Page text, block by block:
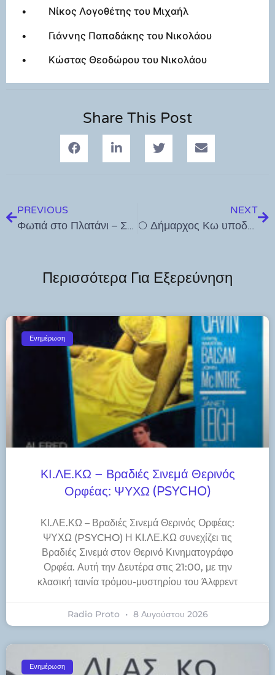
• Νίκος Λογοθέτης του Μιχαήλ
• Γιάννης Παπαδάκης του Νικολάου
• Κώστας Θεοδώρου του Νικολάου
Share This Post
PREVIOUS
Φωτιά στο Πλατάνι – Συνελήφθη ύποπτος για εμπρησμό
NEXT
O Δήμαρχος Κω υποδέχθηκε την αποστολή του Δήμου Μπόντρουμ για την σημερινή συναυλία αδελφικής αλληλεγγύης
Περισσότερα Για Εξερεύνηση
Ενημέρωση
ΚΙ.ΛΕ.ΚΩ – Βραδιές Σινεμά Θερινός
Ορφέας: ΨΥΧΩ (PSYCHO)
ΚΙ.ΛΕ.ΚΩ – Βραδιές Σινεμά Θερινός Ορφέας:
ΨΥΧΩ (PSYCHO) Η ΚΙ.ΛΕ.ΚΩ συνεχίζει τις
Βραδιές Σινεμά στον Θερινό Κινηματογράφο
Ορφέα. Αυτή την Δευτέρα στις 21:00, με την
κλασική ταινία τρόμου-μυστηρίου του Άλφρεντ
Radio Proto 8 Αυγούστου 2026
Ενημέρωση